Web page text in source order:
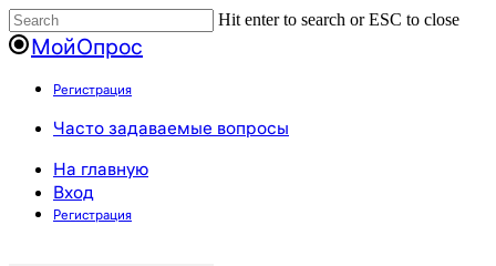
Пропустить
Hit enter to search or ESC to close
Close
Search
МойОпрос
Регистрация
Menu
Часто задаваемые вопросы
На главную
Вход
Регистрация